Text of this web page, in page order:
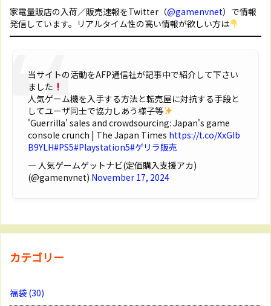
家電量販店の入荷／販売速報をTwitter（@gamenvnet）で情報
発信しています。リアルタイム性の高い情報が欲しい方は
当サイトの活動をAFP通信社が記事中で紹介して下さい
ました
人気ゲーム機を入手する方法と転売屋に対抗する手段と
してユーザ同士で協力しあう様子等
'Guerrilla' sales and crowdsourcing: Japan's game
console crunch | The Japan Times https://t.co/XxGIb
B9YLH#PS5#Playstation5#ゲリラ販売
— 人気ゲームゲットナビ(定価購入支援アカ)
(@gamenvnet) November 17, 2024
カテゴリー
福袋 (30)